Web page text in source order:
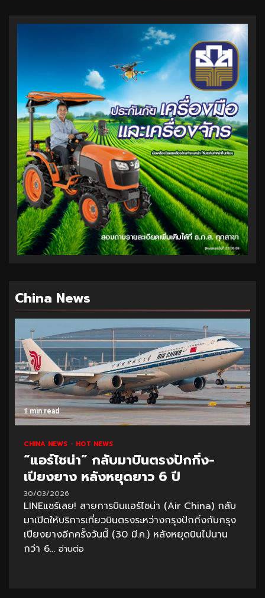
China News
1 min read
CHINA NEWS HOT NEWS
“แอร์ไชน่า” กลับมาบินตรงปักกิ่ง-
เปียงยาง หลังหยุดยาว 6 ปี
30/03/2026
LINEแชร์เลย! สายการบินแอร์ไชน่า (Air China) กลับ
มาเปิดให้บริการเที่ยวบินตรงระหว่างกรุงปักกิ่งกับกรุง
เปียงยางอีกครั้งวันนี้ (30 มี.ค.) หลังหยุดบินไปนาน
กว่า 6... อ่านต่อ